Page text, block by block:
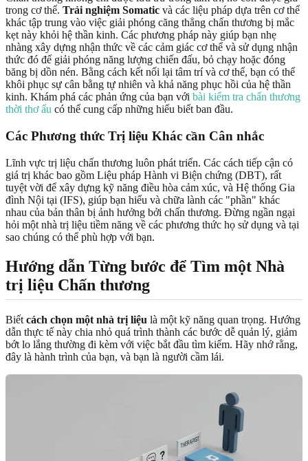
trong cơ thể. Trải nghiệm Somatic và các liệu pháp dựa trên cơ thể
khác tập trung vào việc giải phóng căng thẳng chấn thương bị mắc
kẹt này khỏi hệ thần kinh. Các phương pháp này giúp bạn nhẹ
nhàng xây dựng nhận thức về các cảm giác cơ thể và sử dụng nhận
thức đó để giải phóng năng lượng chiến đấu, bỏ chạy hoặc đóng
băng bị dồn nén. Bằng cách kết nối lại tâm trí và cơ thể, bạn có thể
khôi phục sự cân bằng tự nhiên và khả năng phục hồi của hệ thần
kinh. Khám phá các phản ứng của bạn với bài kiểm tra chấn thương
thời thơ ấu có thể cung cấp những hiểu biết ban đầu.
Các Phương thức Trị liệu Khác cần Cân nhắc
Lĩnh vực trị liệu chấn thương luôn phát triển. Các cách tiếp cận có
giá trị khác bao gồm Liệu pháp Hành vi Biện chứng (DBT), rất
tuyệt vời để xây dựng kỹ năng điều hòa cảm xúc, và Hệ thống Gia
đình Nội tại (IFS), giúp bạn hiểu và chữa lành các "phần" khác
nhau của bản thân bị ảnh hưởng bởi chấn thương. Đừng ngần ngại
hỏi một nhà trị liệu tiềm năng về các phương thức họ sử dụng và tại
sao chúng có thể phù hợp với bạn.
Hướng dẫn Từng bước để Tìm một Nhà
trị liệu Chấn thương
Biết cách chọn một nhà trị liệu là một kỹ năng quan trọng. Hướng
dẫn thực tế này chia nhỏ quá trình thành các bước dễ quản lý, giảm
bớt lo lắng thường đi kèm với việc bắt đầu tìm kiếm. Hãy nhớ rằng,
đây là hành trình của bạn, và bạn là người cầm lái.